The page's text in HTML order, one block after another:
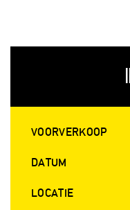
VOORVERKOOP
DATUM
LOCATIE